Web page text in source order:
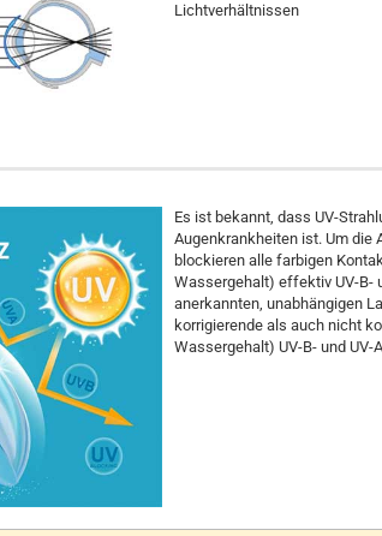
Lichtverhältnissen
Es ist bekannt, dass UV-
Augenkrankheiten ist. Um die
blockieren alle farbigen
Wassergehalt) effektiv UV-B-
anerkannten, unabhängigen
korrigierende als auch nicht
Wassergehalt) UV-B- und